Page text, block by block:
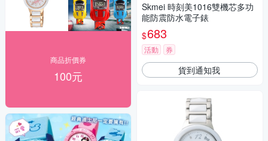
商品折價券
100元
Skmei 時刻美1016雙機芯多功
能防震防水電子錶
$683
活動 券
貨到通知我